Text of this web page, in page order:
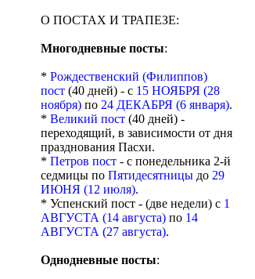
О ПОСТАХ И ТРАПЕЗЕ:
Многодневные посты:
* Рождественский (Филиппов)
пост (40 дней) - с 15 НОЯБРЯ (28
ноября) по 24 ДЕКАБРЯ (6 января).
* Великий пост (40 дней) -
переходящий, в зависимости от дня
празднования Пасхи.
* Петров пост - с понедельника 2-й
седмицы по Пятидесятницы до 29
ИЮНЯ (12 июля).
* Успенский пост - (две недели) с 1
АВГУСТА (14 августа) по 14
АВГУСТА (27 августа).
Однодневные посты: